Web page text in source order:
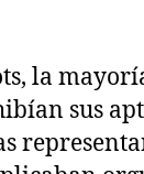
la
sus